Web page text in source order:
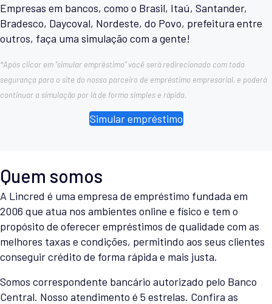
Empresas em bancos, como o Brasil, Itaú, Santander,
Bradesco, Daycoval, Nordeste, do Povo, prefeitura entre
outros, faça uma simulação com a gente!
*Após clicar em “simular empréstimo” você será redirecionado com toda
segurança para o site do nosso parceiro de empréstimo empresarial, e poderá
continuar a simulação por lá de forma simples e rápida.
Simular empréstimo
Quem somos
A Lincred é uma empresa de empréstimo fundada em
2006 que atua nos ambientes online e físico e tem o
propósito de oferecer empréstimos de qualidade com as
melhores taxas e condições, permitindo aos seus clientes
conseguir crédito de forma rápida e mais justa.
Somos correspondente bancário autorizado pelo Banco
Central. Nosso atendimento é 5 estrelas. Confira as